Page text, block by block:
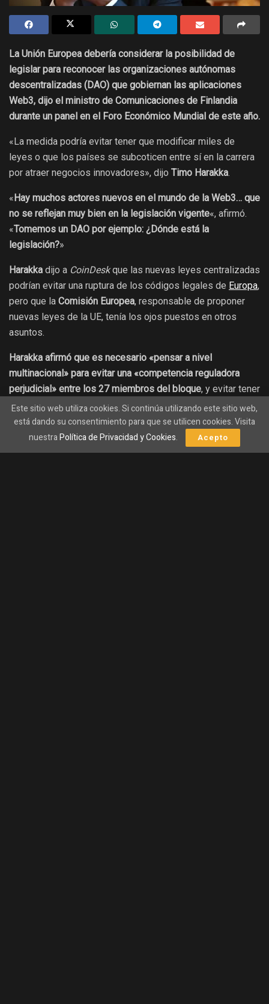
La Unión Europea debería considerar la posibilidad de
legislar para reconocer las organizaciones autónomas
descentralizadas (DAO) que gobiernan las aplicaciones
Web3, dijo el ministro de Comunicaciones de Finlandia
durante un panel en el Foro Económico Mundial de este año.
«La medida podría evitar tener que modificar miles de
leyes o que los países se subcoticen entre sí en la carrera
por atraer negocios innovadores», dijo Timo Harakka.
« Hay muchos actores nuevos en el mundo de la Web3… que
no se reflejan muy bien en la legislación vigente«, afirmó.
«Tomemos un DAO por ejemplo: ¿Dónde está la
legislación?»
Harakka dijo a CoinDeskque las nuevas leyes centralizadas
podrían evitar una ruptura de los códigos legales de Europa,
pero que la Comisión Europea, responsable de proponer
nuevas leyes de la UE, tenía los ojos puestos en otros
asuntos.
Harakka afirmó que es necesario «pensar a nivel
multinacional» para evitar una «competencia reguladora
perjudicial» entre los 27 miembros del bloque, y evitar tener
que modificar individualmente miles de leyes diferentes
que regulan distintos tipos de contratos. El planteamiento
recuerda a la legislación de la UE sobre mercados de
criptoactivos(MiCA), que creará una norma uniforme para
Este sitio web utiliza cookies. Si continúa utilizando este sitio web,
está dando su consentimiento para que se utilicen cookies. Visita
nuestraPolítica de Privacidad y Cookies. Acepto